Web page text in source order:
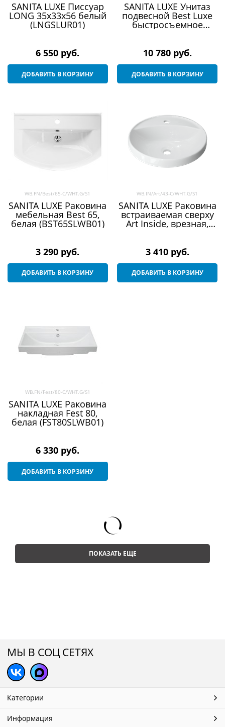
SANITA LUXE Писсуар
LONG 35х33х56 белый
(LNGSLUR01)
6 550 руб.
ДОБАВИТЬ В КОРЗИНУ
SANITA LUXE Унитаз
подвесной Best Luxe
быстросъемное
G/S1)
10 780 руб.
ДОБАВИТЬ В КОРЗИНУ
WB.FN/Best/65-C/WHT.G/S1
SANITA LUXE Раковина
мебельная Best 65,
белая (BST65SLWB01)
3 290 руб.
ДОБАВИТЬ В КОРЗИНУ
WB.IN/Art/43-C/WHT.G/S1
SANITA LUXE Раковина
встраиваемая сверху
Art Inside, врезная,
3 410 руб.
ДОБАВИТЬ В КОРЗИНУ
WB.FN/Fest/80-C/WHT.G/S1
SANITA LUXE Раковина
накладная Fest 80,
белая (FST80SLWB01)
6 330 руб.
ДОБАВИТЬ В КОРЗИНУ
ПОКАЗАТЬ ЕЩЕ
МЫ В СОЦ СЕТЯХ
Категории
Информация